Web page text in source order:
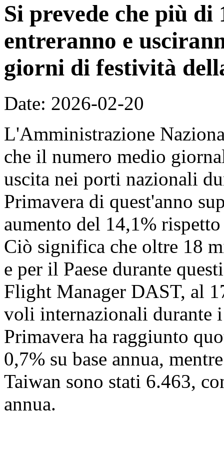
Si prevede che più
entreranno e
giorni di festività
Date: 2026-02-20
L'Amministrazione
che il numero medio
uscita nei porti nazionali
Primavera di quest'anno
aumento del 14,1%
Ciò significa che oltre 18
e per il Paese durante
Flight Manager DAST, al
voli internazionali durante
Primavera ha raggiunto
0,7% su base annua,
Taiwan sono stati 6.463,
annua.